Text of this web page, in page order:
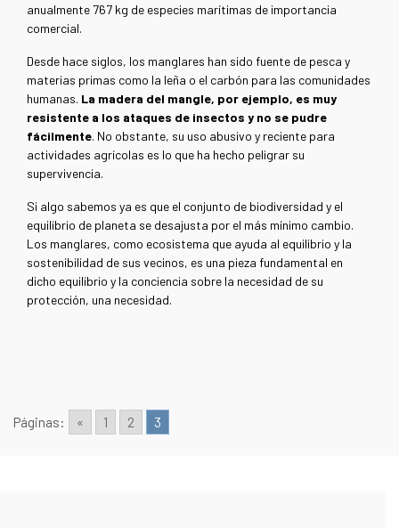
anualmente 767 kg de especies marítimas de importancia
comercial.
Desde hace siglos, los manglares han sido fuente de pesca y
materias primas como la leña o el carbón para las comunidades
humanas. La madera del mangle, por ejemplo, es muy
resistente a los ataques de insectos y no se pudre
fácilmente. No obstante, su uso abusivo y reciente para
actividades agrícolas es lo que ha hecho peligrar su
supervivencia.
Si algo sabemos ya es que el conjunto de biodiversidad y el
equilibrio de planeta se desajusta por el más mínimo cambio.
Los manglares, como ecosistema que ayuda al equilibrio y la
sostenibilidad de sus vecinos, es una pieza fundamental en
dicho equilibrio y la conciencia sobre la necesidad de su
protección, una necesidad.
Páginas: « 1 2 3